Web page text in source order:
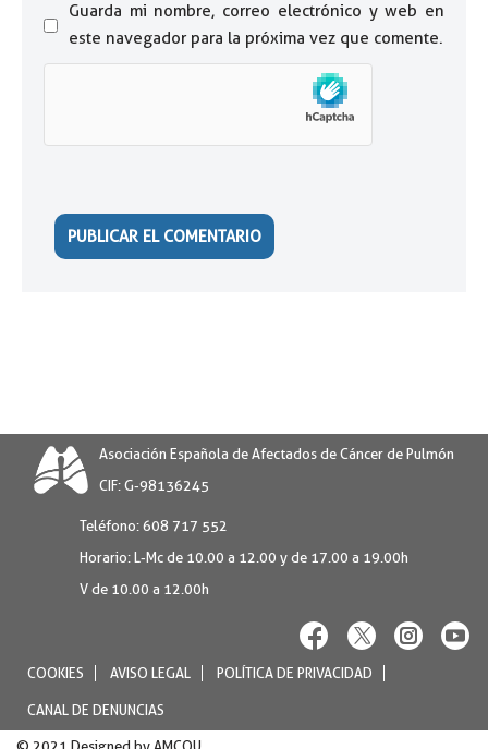
Guarda mi nombre, correo electrónico y web en
este navegador para la próxima vez que comente.
Asociación Española de Afectados de Cáncer de Pulmón
CIF: G-98136245
Teléfono: 608 717 552
Horario: L-Mc de 10.00 a 12.00 y de 17.00 a 19.00h
V de 10.00 a 12.00h
COOKIES AVISO LEGAL POLÍTICA DE PRIVACIDAD
CANAL DE DENUNCIAS